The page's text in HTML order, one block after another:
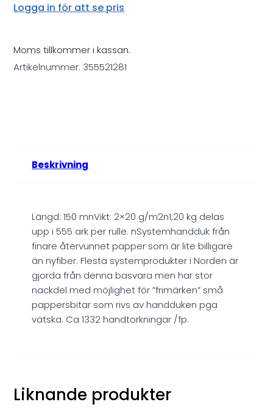
Logga in för att se pris
Moms tillkommer i kassan.
Artikelnummer: 355521281
Beskrivning
Längd: 150 mnVikt: 2×20 g/m2n1,20 kg delas
upp i 555 ark per rulle. nSystemhandduk från
finare återvunnet papper som är lite billigare
än nyfiber. Flesta systemprodukter i Norden är
gjorda från denna basvara men har stor
nackdel med möjlighet för ”frimärken” små
pappersbitar som rivs av handduken pga
vätska. Ca 1332 handtorkningar /fp.
Liknande produkter